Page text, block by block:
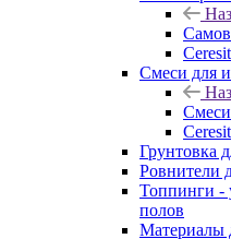
Ceresit
Смеси для
Смеси
Ceresit
Грунтовка
Ровнители
Топпинги -
полов
Материалы